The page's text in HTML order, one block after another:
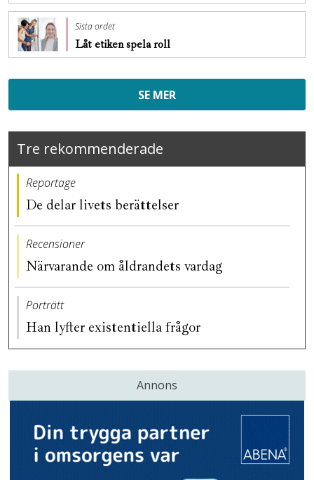
Sista ordet
Låt etiken spela roll
SE MER
Tre rekommenderade
Reportage
De delar livets berättelser
Recensioner
Närvarande om åldrandets vardag
Porträtt
Han lyfter existentiella frågor
Annons